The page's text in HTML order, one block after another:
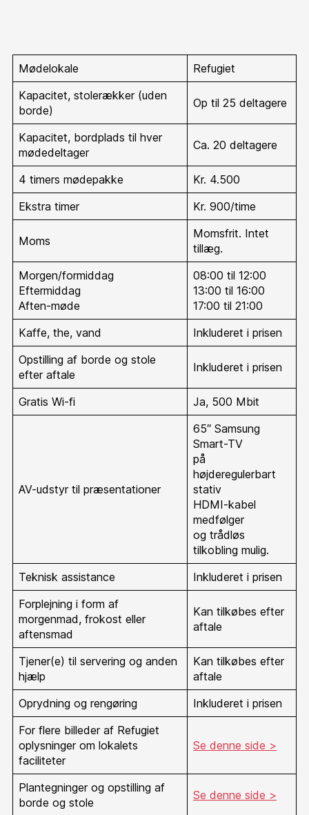
Mødelokale
Refugiet
Kapacitet, stolerækker (uden
borde)
Op til 25 deltagere
Kapacitet, bordplads til hver
mødedeltager
Ca. 20 deltagere
4 timers mødepakke
Kr. 4.500
Ekstra timer
Kr. 900/time
Moms
Momsfrit. Intet
tillæg.
Morgen/formiddag
Eftermiddag
Aften-møde
08:00 til 12:00
13:00 til 16:00
17:00 til 21:00
Kaffe, the, vand
Inkluderet i prisen
Opstilling af borde og stole
efter aftale
Inkluderet i prisen
Gratis Wi-fi Ja, 500 Mbit
AV-udstyr til præsentationer
65″ Samsung
Smart-TV
på
højderegulerbart
stativ
HDMI-kabel
medfølger
og trådløs
tilkobling mulig.
Teknisk assistance
Inkluderet i prisen
Forplejning i form af
morgenmad, frokost eller
aftensmad
Kan tilkøbes efter
aftale
Tjener(e) til servering og anden
hjælp
Kan tilkøbes efter
aftale
Oprydning og rengøring
Inkluderet i prisen
For flere billeder af Refugiet
oplysninger om lokalets
faciliteter
Se denne side >
Plantegninger og opstilling af
borde og stole
Se denne side >